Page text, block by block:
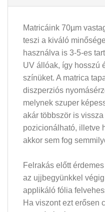
Matricáink 70µm
teszi a kiváló
használva is 3-5-es
UV állóak, így hosszú
színüket. A matrica
diszperziós
melynek szuper
akár többször is
pozicionálható, illetve
akkor sem fog
Felrakás előtt
az ujjbegyünkkel
applikáló fólia
Ha viszont ezt erősen